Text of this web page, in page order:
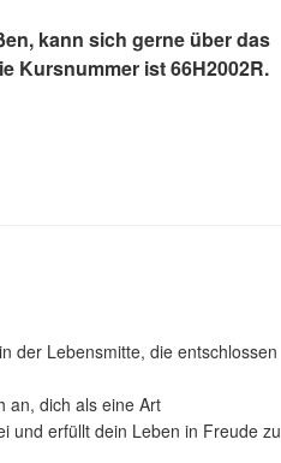
kann sich gerne über das
Kursnummer ist 66H2002R.
der Lebensmitte, die entschlossen
an, dich als eine Art
und erfüllt dein Leben in Freude zu